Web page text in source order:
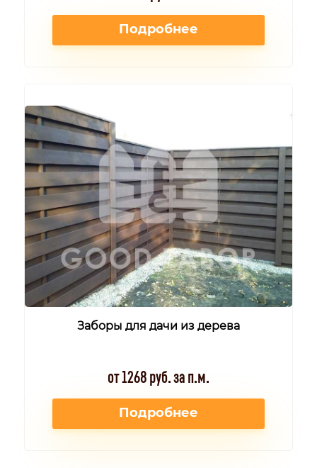
Подробнее
Заборы для дачи из дерева
от 1268 руб. за п.м.
Подробнее